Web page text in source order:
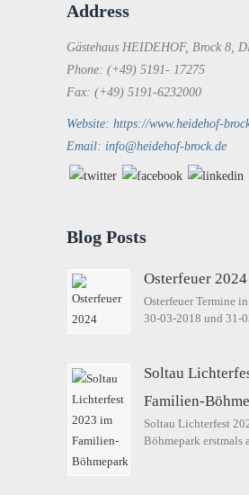
Address
Gästehaus HEIDEHOF, Brock 8,
Phone: (+49) 5191- 17275
Fax: (+49) 5191-6232000
Website: https://www.heidehof-
Email: info@heidehof-brock.de
Blog Posts
Osterfeuer 2024
Osterfeuer Termine
30-03-2018 und 31-
Soltau
Familien-
Soltau Lichterfest
Böhmepark erstmals